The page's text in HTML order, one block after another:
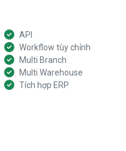
API
Workflow tùy chỉnh
Multi Branch
Multi Warehouse
Tích hợp ERP